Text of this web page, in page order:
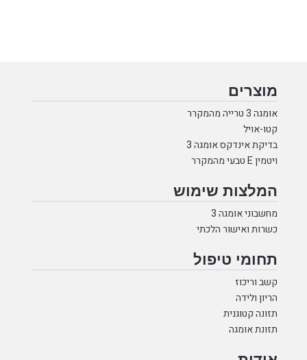
מוצרים
אומגה 3 טרייה מהמקרר
קטו-אויל
בדיקת אינדקס אומגה 3
ויטמין E טבעי מהמקרר
המלצות שימוש
מחשבוני אומגה 3
כשרות ואישור הלכתי
תחומי טיפול
קשב וריכוז
הריון ולידה
תזונה קטוגנית
תזונת אומגה